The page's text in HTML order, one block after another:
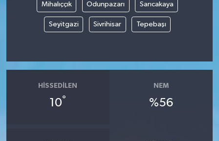
Mihalıççık Odunpazarı Sarıcakaya
Seyitgazi Sivrihisar Tepebaşı
HISSEDILEN
10°
NEM
%56
KENT GÜNDEMİ
KÜLTÜR-SANAT
MAGAZİN